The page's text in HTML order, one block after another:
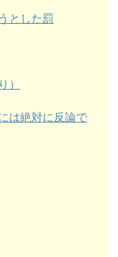
とした罰
）
は絶対に反論で